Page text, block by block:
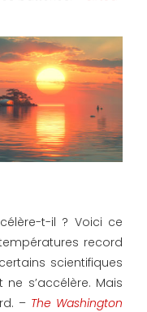
t-il ? Voici ce
record
scientifiques
s’accélère. Mais
– The Washington